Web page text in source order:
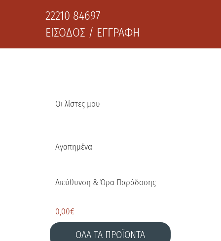
22210 84697
ΕΙΣΟΔΟΣ / ΕΓΓΡΑΦΗ
Οι λίστες μου
Αγαπημένα
Διεύθυνση & Ώρα Παράδοσης
0,00€
ΟΛΑ ΤΑ ΠΡΟΪΟΝΤΑ